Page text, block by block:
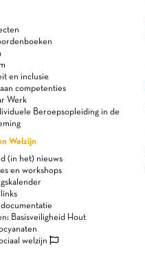
en inclusie
competenties
Werk
Beroepsopleiding in de
Welzijn
(in het) nieuws
en workshops
Basisveiligheid Hout
welzijn